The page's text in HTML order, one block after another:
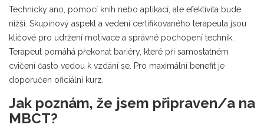
Technicky ano, pomocí knih nebo aplikací, ale efektivita bude
nižší. Skupinový aspekt a vedení certifikovaného terapeuta jsou
klíčové pro udržení motivace a správné pochopení technik.
Terapeut pomáhá překonat bariéry, které při samostatném
cvičení často vedou k vzdání se. Pro maximální benefit je
doporučen oficiální kurz.
Jak poznám, že jsem připraven/a na
MBCT?